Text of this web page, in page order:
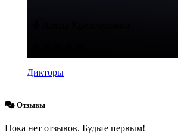
Дикторы
Отзывы
Пока нет отзывов. Будьте первым!